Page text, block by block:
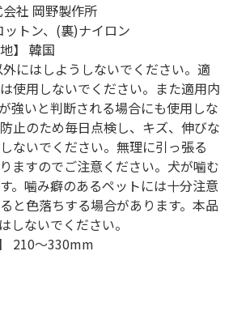
会社 岡野製作所
ットン、(裏)ナイロン
】 韓国
外にはしようしないでください。適
使用しないでください。また適用内
強いと判断される場合にも使用しな
止のため毎日点検し、キズ、伸びな
ないでください。無理に引っ張る
ますのでご注意ください。犬が噛む
。噛み癖のあるペットには十分注意
と色落ちする場合があります。本品
しないでください。
210～330mm